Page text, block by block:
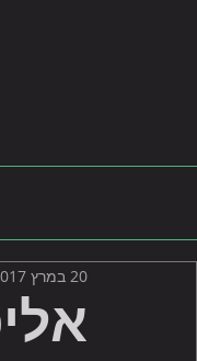
20 במרץ 2017